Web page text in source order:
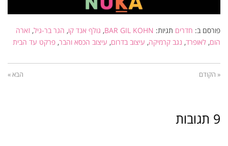
פורסם ב: חדרים תגיות: BAR GIL KOHN
, גולף אנד קו, הגר בר-גיל, זארה
הום, לאופרד, נגב קרמיקה, עיצוב בדרום, עיצוב הכסא והבר, פרקט עד הבית
« הקודם הבא »
9 תגובות